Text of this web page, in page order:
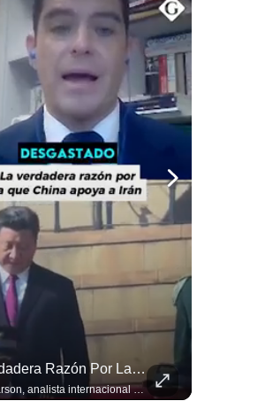
La Verdadera Razón Por La Que China Apoya A Irán | Gestión Mundo
Guido Larson, analista internacional explica que la guerra no puede entenderse únicamente como un enfrentamiento entre Estados Unidos e Irán, sino también dentro de la competencia global entre Washington y Pekín. El analista sostiene que China mantiene su relación petrolera con Irán y que le interesa que Estados Unidos consuma recursos y pierda influencia. 🚀 ¿Quieres entender el mundo sin ruido? Únete a nuestra comunidad y forma parte del cambio. #GestiónNewsroomLive #NoticiasGlobales #AnálisisGeopolítico #EconomíaMundial #IA #Geopolítica #LatinosEnUSA #NoticiasEnEspañol 👉 Suscríbete y activa la campana para no perderte nuestro análisis diario. 🌎 Síguenos en nuestras redes sociales: 📌 Web oficial: https://gestion.pe/mundo/ 📌 LinkedIn: http://bit.ly/3HYIET0 📌 X (Twitter): http://bit.ly/4noZtX9 📌 TikTok: http://bit.ly/4evB6TO